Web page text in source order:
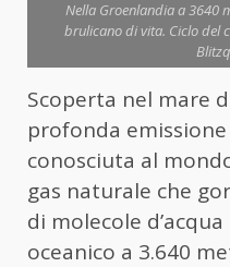
Nella Groenlandia a 3640
brulicano di vita. Ciclo del
Scoperta nel mare
profonda
conosciuta al
gas naturale che
di molecole
oceanico a 3.640